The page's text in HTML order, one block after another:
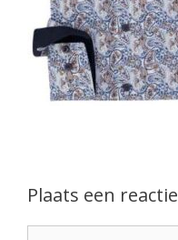
Plaats een reactie